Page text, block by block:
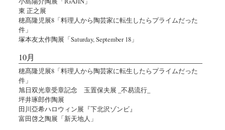
東 正之展
穂髙隆児展8「料理人から陶芸家に転生したらプライムだった
件」
塚本友太作陶展「Saturday, September 18」
10月
穂髙隆児展8「料理人から陶芸家に転生したらプライムだった
件」
旭日双光章受章記念 玉置保夫展 _不易流行_
坪井琢郎作陶展
田川亞希ハロウィン展『下北沢ゾンビ』
富田啓之陶展「新天地人」